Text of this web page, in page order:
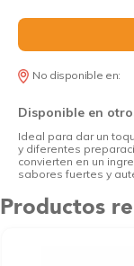
No disponible en:
Disponible en
Ideal para dar un
y diferentes
convierten en un
sabores fuertes y
Productos